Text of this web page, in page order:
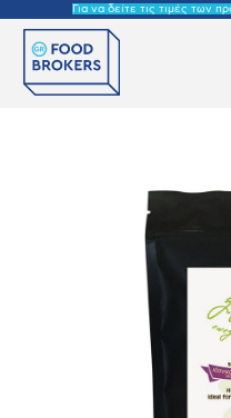
Για να δείτε τις τιμές των